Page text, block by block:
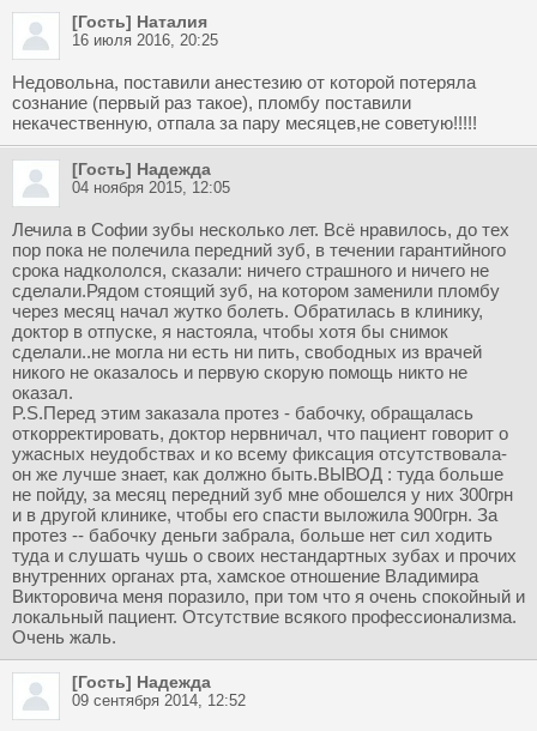
[Гость] Наталия
16 июля 2016, 20:25
Недовольна, поставили анестезию от которой потеряла
сознание (первый раз такое), пломбу поставили
некачественную, отпала за пару месяцев,не советую!!!!!
[Гость] Надежда
04 ноября 2015, 12:05
Лечила в Софии зубы несколько лет. Всё нравилось, до тех
пор пока не полечила передний зуб, в течении гарантийного
срока надкололся, сказали: ничего страшного и ничего не
сделали.Рядом стоящий зуб, на котором заменили пломбу
через месяц начал жутко болеть. Обратилась в клинику,
доктор в отпуске, я настояла, чтобы хотя бы снимок
сделали..не могла ни есть ни пить, свободных из врачей
никого не оказалось и первую скорую помощь никто не
оказал.
P.S.Перед этим заказала протез - бабочку, обращалась
откорректировать, доктор нервничал, что пациент говорит о
ужасных неудобствах и ко всему фиксация отсутствовала-
он же лучше знает, как должно быть.ВЫВОД : туда больше
не пойду, за месяц передний зуб мне обошелся у них 300грн
и в другой клинике, чтобы его спасти выложила 900грн. За
протез -- бабочку деньги забрала, больше нет сил ходить
туда и слушать чушь о своих нестандартных зубах и прочих
внутренних органах рта, хамское отношение Владимира
Викторовича меня поразило, при том что я очень спокойный и
локальный пациент. Отсутствие всякого профессионализма.
Очень жаль.
[Гость] Надежда
09 сентября 2014, 12:52